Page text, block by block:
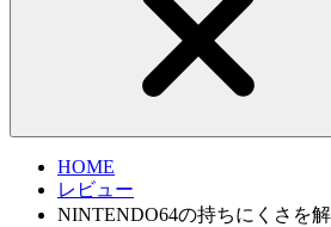
HOME
レビュー
NINTENDO64の持ちにくさを